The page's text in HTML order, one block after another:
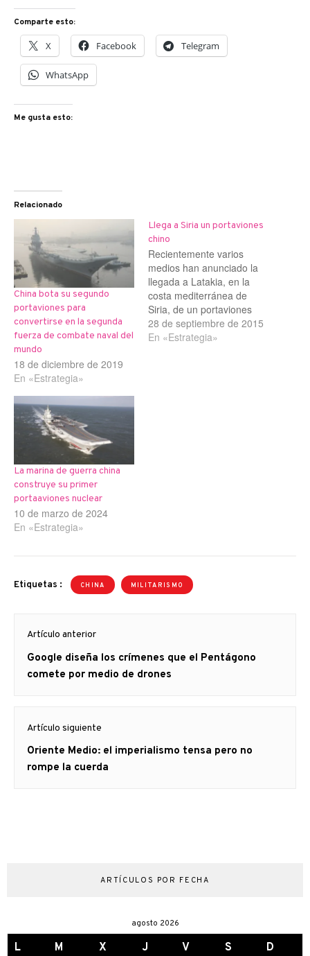
Comparte esto:
X Facebook Telegram
WhatsApp
Me gusta esto:
Relacionado
China bota su segundo
portaviones para
convertirse en la segunda
fuerza de combate naval del
mundo
18 de diciembre de 2019
En «Estrategia»
Llega a Siria un portaviones
chino
Recientemente varios
medios han anunciado la
llegada a Latakia, en la
costa mediterránea de
Siria, de un portaviones
chino para iniciar los
combates contra los
28 de septiembre de 2015
En «Estrategia»
La marina de guerra china
construye su primer
portaaviones nuclear
10 de marzo de 2024
En «Estrategia»
Etiquetas : CHINA MILITARISMO
de
entradas
Artículo anterior
Artículo
anterior
Google diseña los crímenes que el Pentágono
comete por medio de drones
Artículo siguiente
Artículo
siguiente:
Oriente Medio: el imperialismo tensa pero no
rompe la cuerda
ARTÍCULOS POR FECHA
agosto 2026
L M X J V S D